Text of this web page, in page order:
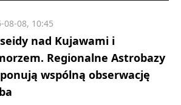
nad Kujawami i
Regionalne Astrobazy
wspólną obserwację
08-08, 10:45